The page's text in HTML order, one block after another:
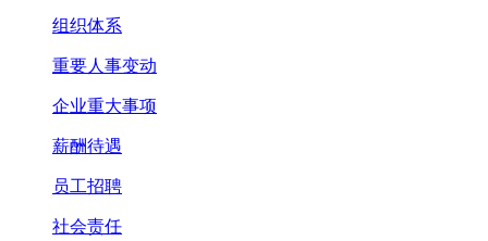
组织体系
重要人事变动
企业重大事项
薪酬待遇
员工招聘
社会责任